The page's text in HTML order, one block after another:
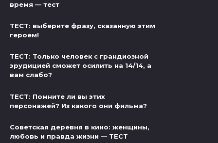
время — тест
ТЕСТ: выберите фразу, сказанную этим
героем!
ТЕСТ: Только человек с грандиозной
эрудицией сможет осилить на 14/14, а
вам слабо?
ТЕСТ: Помните ли вы этих
персонажей? Из какого они фильма?
Советская деревня в кино: женщины,
любовь и правда жизни — ТЕСТ